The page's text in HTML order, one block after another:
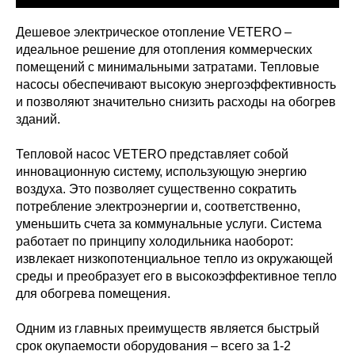
Дешевое электрическое отопление VETERO –
идеальное решение для отопления коммерческих
помещений с минимальными затратами. Тепловые
насосы обеспечивают высокую энергоэффективность
и позволяют значительно снизить расходы на обогрев
зданий.
Тепловой насос VETERO представляет собой
инновационную систему, использующую энергию
воздуха. Это позволяет существенно сократить
потребление электроэнергии и, соответственно,
уменьшить счета за коммунальные услуги. Система
работает по принципу холодильника наоборот:
извлекает низкопотенциальное тепло из окружающей
среды и преобразует его в высокоэффективное тепло
для обогрева помещения.
Одним из главных преимуществ является быстрый
срок окупаемости оборудования – всего за 1-2